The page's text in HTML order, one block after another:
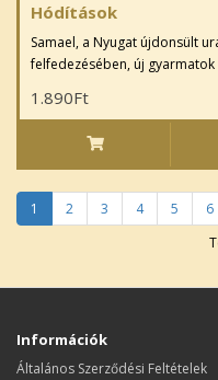
Hódítások
Samael, a Nyugat újdonsült
felfedezésében, új gyarmatok
1.890Ft
1 2 3 4 5 6
Információk
Általános Szerződési Feltételek